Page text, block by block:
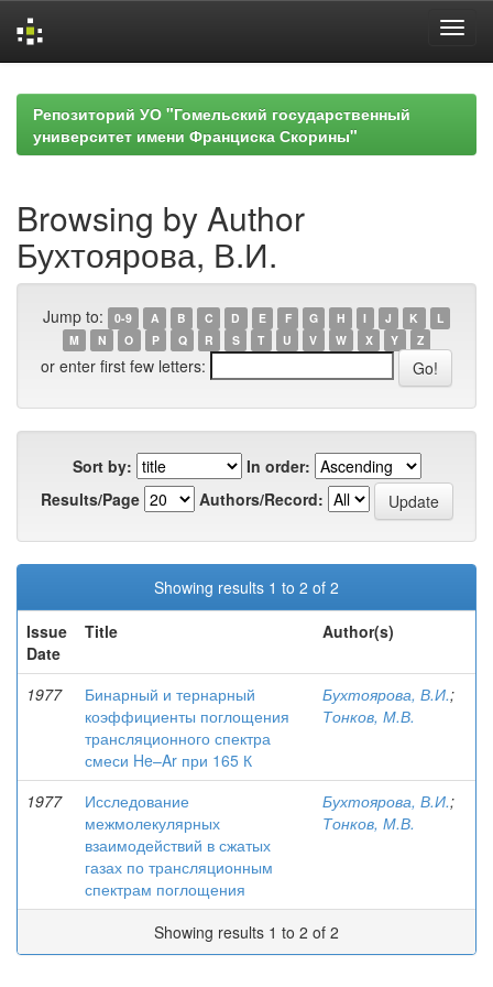
navigationРепозиторий УО "Гомельский государственный
университет имени Франциска Скорины"
Browsing by Author
Бухтоярова, В.И.
Jump to: 0-9 A B C D E F G H I J K
L
M
N O P Q R S T U V W X Y Z
or enter first few letters:
Sort by:
In order:
Results/Page
Authors/Record:
Showing results 1 to 2 of 2
Issue
Date
Title Author(s)
1977
Бинарный и тернарный
коэффициенты поглощения
трансляционного спектра
смеси He–Ar при 165 К
Бухтоярова, В.И.;
Тонков, М.В.
1977
Исследование
межмолекулярных
взаимодействий в сжатых
газах по трансляционным
спектрам поглощения
Бухтоярова, В.И.;
Тонков, М.В.
Showing results 1 to 2 of 2